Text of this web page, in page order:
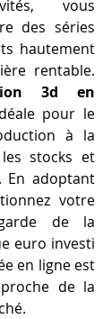
vous
des séries
hautement
3d en
à la
stocks et
En adoptant
votre
de la
euro investi
en ligne est
de la